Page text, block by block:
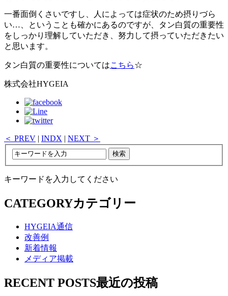
一番面倒くさいですし、人によっては症状のため摂りづら
い…、ということも確かにあるのですが、タン白質の重要性
をしっかり理解していただき、努力して摂っていただきたい
と思います。
タン白質の重要性についてはこちら☆
株式会社HYGEIA
＜ PREV | INDX | NEXT ＞
キーワードを入力してください
CATEGORYカテゴリー
HYGEIA通信
改善例
新着情報
メディア掲載
RECENT POSTS最近の投稿